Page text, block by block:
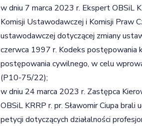
w dniu 7 marca 2023 r. Ekspert OBSiL
Komisji Ustawodawczej i Komisji Praw
ustawodawczej dotyczącej zmiany
czerwca 1997 r. Kodeks postępowania
postępowania cywilnego, w celu
(P10-75/22);
w dniu 24 marca 2023 r. Zastępca
OBSiL KRRP r. pr. Sławomir Ciupa
petycji dotyczących działalności